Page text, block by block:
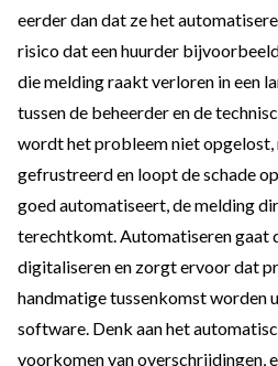
eerder dan dat ze het
risico dat een huurder
die melding raakt verloren in een
tussen de beheerder en de
wordt het probleem niet opgelost,
gefrustreerd en loopt de schade
goed automatiseert, de melding
terechtkomt. Automatiseren gaat
digitaliseren en zorgt ervoor dat
handmatige tussenkomst worden
software. Denk aan het
voorkomen van overschrijdingen,